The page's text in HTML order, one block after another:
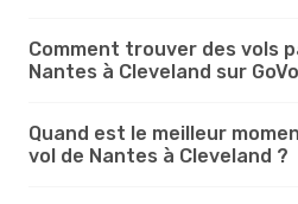
Comment trouver des vols
Nantes à Cleveland sur
Quand est le meilleur
vol de Nantes à Cleveland ?